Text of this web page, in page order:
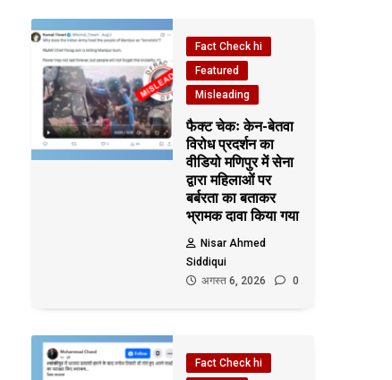
Fact Check hi
Featured
Misleading
फैक्ट चेकः केन-बेतवा
विरोध प्रदर्शन का
वीडियो मणिपुर में सेना
द्वारा महिलाओं पर
बर्बरता का बताकर
भ्रामक दावा किया गया
Nisar Ahmed
Siddiqui
अगस्त 6, 2026
0
Fact Check hi